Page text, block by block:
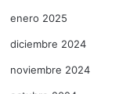
enero 2025
diciembre 2024
noviembre 2024